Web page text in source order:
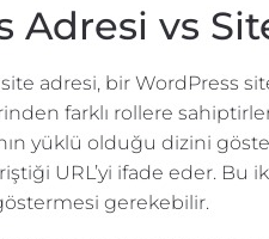
Adresi vs
adresi, bir WordPress
farklı rollere
yüklü olduğu dizini
URL’yi ifade eder. Bu
gerekebilir.